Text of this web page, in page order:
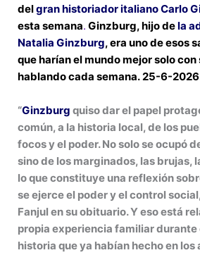
delgran historiador italiano Carlo
esta semana. Ginzburg, hijo dela
Natalia Ginzburg, era uno de esos
que harían el mundo mejor solo con
hablando cada semana. 25-6-
“Ginzburg quiso dar el papel
común, a la historia local, de los
focos y el poder. No solo se ocupó
sino de los marginados, las brujas,
lo que constituye una reflexión
se ejerce el poder y el control
Fanjul en su obituario. Y eso está
propia experiencia familiar durante
historia que ya habían hecho en los